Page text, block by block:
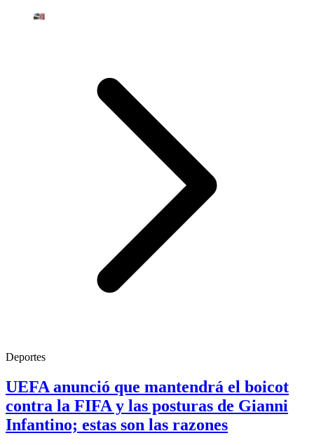
Deportes
UEFA anunció que mantendrá el boicot
contra la FIFA y las posturas de Gianni
Infantino; estas son las razones